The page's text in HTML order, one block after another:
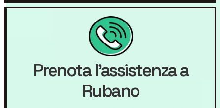
Prenota l'assistenza a
Rubano